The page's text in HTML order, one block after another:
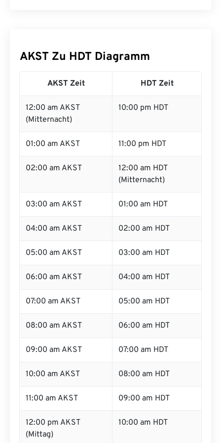
AKST Zu HDT Diagramm
AKST Zeit HDT Zeit
12:00 am AKST
(Mitternacht)
10:00 pm HDT
01:00 am AKST 11:00 pm HDT
02:00 am AKST
12:00 am HDT
(Mitternacht)
03:00 am AKST 01:00 am HDT
04:00 am AKST 02:00 am HDT
05:00 am AKST 03:00 am HDT
06:00 am AKST 04:00 am HDT
07:00 am AKST 05:00 am HDT
08:00 am AKST 06:00 am HDT
09:00 am AKST 07:00 am HDT
10:00 am AKST 08:00 am HDT
11:00 am AKST 09:00 am HDT
12:00 pm AKST
(Mittag)
10:00 am HDT